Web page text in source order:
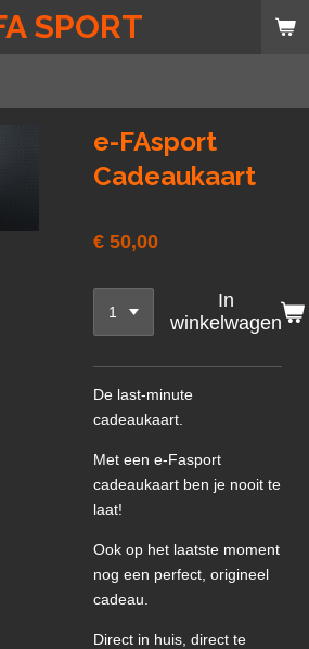
SPORT
e-FAsport
Cadeaukaart
€ 50,00
In
winkelwagen
De last-minute
cadeaukaart.
Met een e-Fasport
cadeaukaart ben je nooit te
laat!
Ook op het laatste moment
nog een perfect, origineel
cadeau.
Direct in huis, direct te